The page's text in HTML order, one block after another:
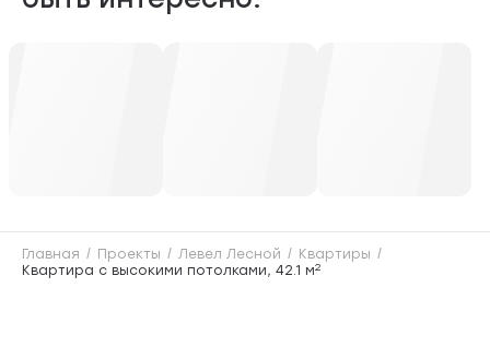
Главная Проекты Левел Лесной
Квартиры
Квартира с высокими потолками, 42.1 м2